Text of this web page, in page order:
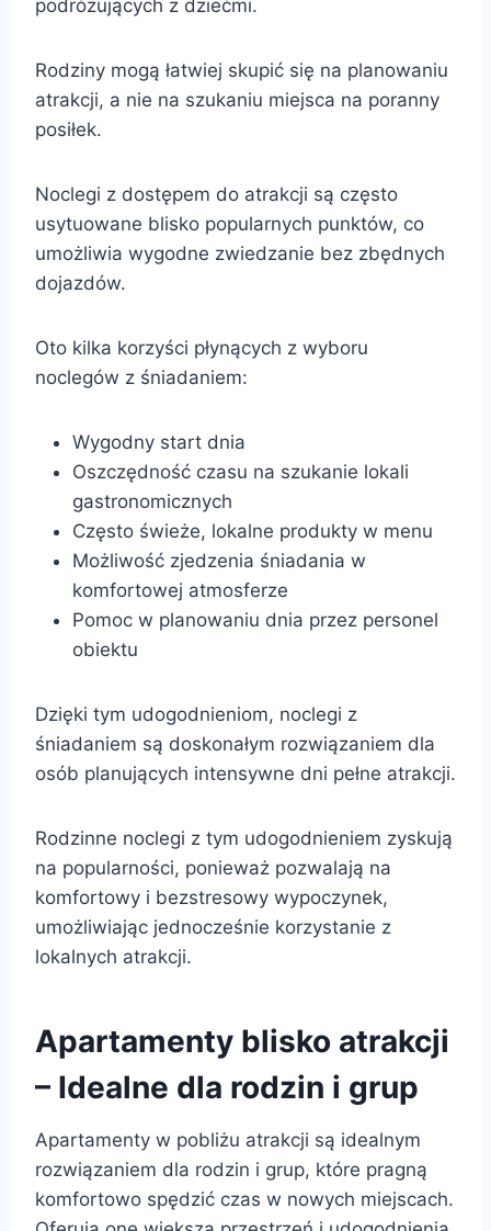
podróżujących z dziećmi.
Rodziny mogą łatwiej skupić się na planowaniu
atrakcji, a nie na szukaniu miejsca na poranny
posiłek.
Noclegi z dostępem do atrakcji są często
usytuowane blisko popularnych punktów, co
umożliwia wygodne zwiedzanie bez zbędnych
dojazdów.
Oto kilka korzyści płynących z wyboru
noclegów z śniadaniem:
Wygodny start dnia
Oszczędność czasu na szukanie lokali
gastronomicznych
Często świeże, lokalne produkty w menu
Możliwość zjedzenia śniadania w
komfortowej atmosferze
Pomoc w planowaniu dnia przez personel
obiektu
Dzięki tym udogodnieniom, noclegi z
śniadaniem są doskonałym rozwiązaniem dla
osób planujących intensywne dni pełne atrakcji.
Rodzinne noclegi z tym udogodnieniem zyskują
na popularności, ponieważ pozwalają na
komfortowy i bezstresowy wypoczynek,
umożliwiając jednocześnie korzystanie z
lokalnych atrakcji.
Apartamenty blisko atrakcji
– Idealne dla rodzin i grup
Apartamenty w pobliżu atrakcji są idealnym
rozwiązaniem dla rodzin i grup, które pragną
komfortowo spędzić czas w nowych miejscach.